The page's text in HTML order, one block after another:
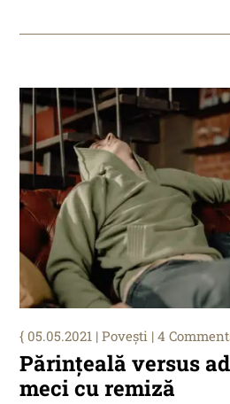
Părințeală versus
meci cu remiză
05.05.2021 |Povești | 4